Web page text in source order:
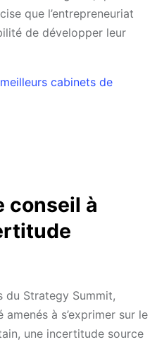
que l’entrepreneuriat
de développer leur
cabinets de
conseil à
du Strategy Summit,
à s’exprimer sur le
une incertitude source